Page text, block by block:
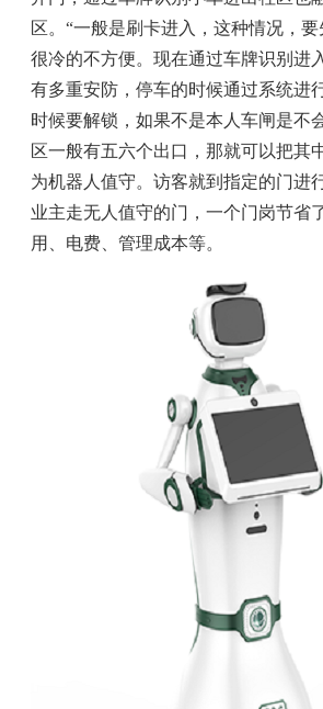
区。“一般是刷卡进入，这种情况，
很冷的不方便。现在通过车牌识别进
有多重安防，停车的时候通过系统进
时候要解锁，如果不是本人车闸是不
区一般有五六个出口，那就可以把其
为机器人值守。访客就到指定的门进
业主走无人值守的门，一个门岗节省
用、电费、管理成本等。